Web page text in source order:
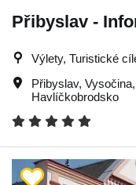
Přibyslav -
Výlety, Turistické
Přibyslav, Vysočina,
Havlíčkobrodsko